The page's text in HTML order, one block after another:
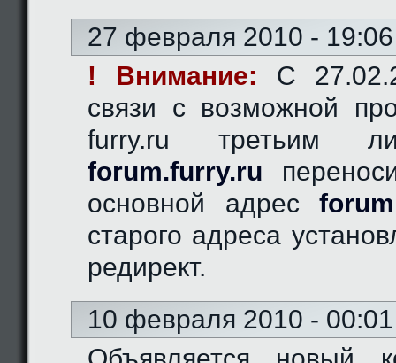
27 февраля 2010 - 19:06
! Внимание: C
связи с возможной
furry.ru третьим
forum.furry.ru
основной адрес
старого адреса
редирект.
10 февраля 2010 - 00:01